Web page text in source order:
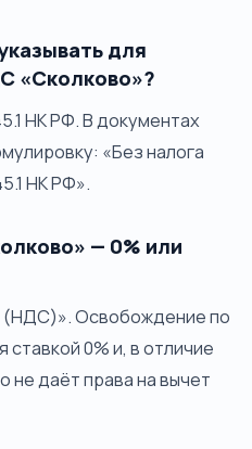
для
«Сколково»?
НК РФ. В документах
«Без налога
НК РФ».
— 0% или
(НДС)». Освобождение по
ставкой 0% и, в отличие
не даёт права на вычет